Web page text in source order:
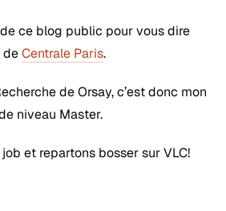
ce blog public pour vous dire
deCentrale Paris.
de Orsay, c’est donc mon
niveau Master.
et repartons bosser sur VLC!